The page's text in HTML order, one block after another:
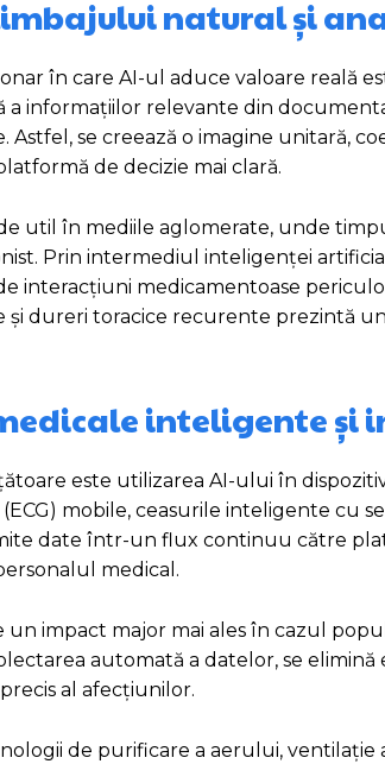
natural și
în care AI-ul aduce valoare reală
a informațiilor relevante din
Astfel, se creează o imagine unitară,
de decizie mai clară.
util în mediile aglomerate, unde
Prin intermediul inteligenței
interacțiuni medicamentoase
și dureri toracice recurente prezintă
inteligente și
este utilizarea AI-ului în
mobile, ceasurile inteligente cu
date într-un flux continuu către
medical.
un impact major mai ales în cazul
automată a datelor, se
al afecțiunilor.
de purificare a aerului,